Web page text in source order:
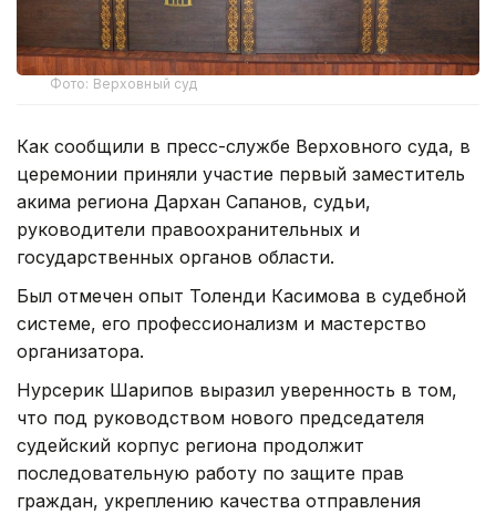
Фото: Верховный суд
Как сообщили в пресс-службе Верховного суда, в
церемонии приняли участие первый заместитель
акима региона Дархан Сапанов, судьи,
руководители правоохранительных и
государственных органов области.
Был отмечен опыт Толенди Касимова в судебной
системе, его профессионализм и мастерство
организатора.
Нурсерик Шарипов выразил уверенность в том,
что под руководством нового председателя
судейский корпус региона продолжит
последовательную работу по защите прав
граждан, укреплению качества отправления